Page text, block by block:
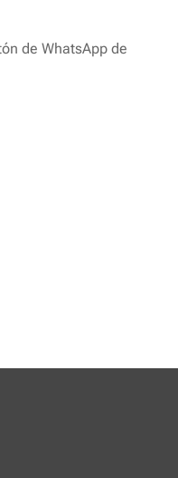
de WhatsApp de